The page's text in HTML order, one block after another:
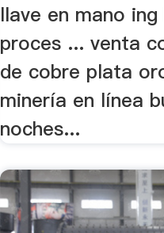
llave en mano
proces ... venta
de cobre plata
minería en línea
noches...